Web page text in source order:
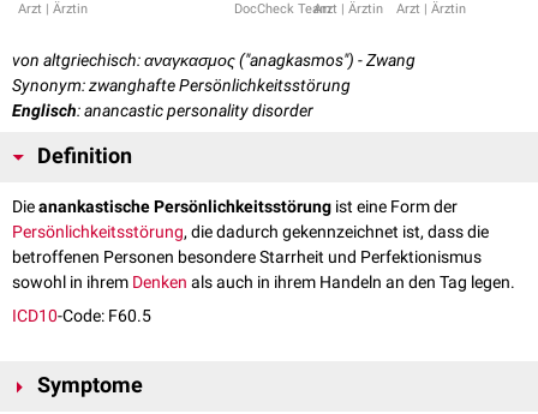
Arzt | Ärztin DocCheck TeamArzt | Ärztin Arzt | Ärztin
von altgriechisch: αναγκασμος ("anagkasmos") - Zwang
Synonym: zwanghafte Persönlichkeitsstörung
Englisch: anancastic personality disorder
Definition
Dieanankastische Persönlichkeitsstörung ist eine Form der
Persönlichkeitsstörung, die dadurch gekennzeichnet ist, dass die
betroffenen Personen besondere Starrheit und Perfektionismus
sowohl in ihrem Denken als auch in ihrem Handeln an den Tag legen.
ICD10-Code: F60.5
Symptome